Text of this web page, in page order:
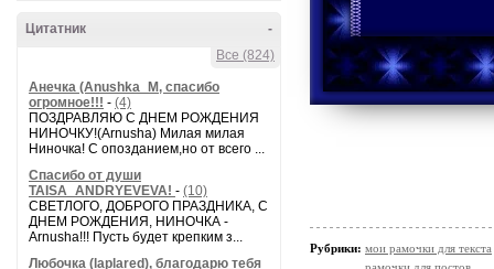
-
Цитатник
Все (824)
Анечка (Anushka_M, спасибо
огромное!!! - (4)
ПОЗДРАВЛЯЮ С ДНЕМ РОЖДЕНИЯ
НИНОЧКУ!(Arnusha) Милая милая
Ниночка! С опозданием,но от всего ...
Спасибо от души
TAISA_ANDRYEVEVA! - (10)
СВЕТЛОГО, ДОБРОГО ПРАЗДНИКА, С
ДНЕМ РОЖДЕНИЯ, НИНОЧКА -
Arnusha!!! Пусть будет крепким з...
Любочка (laplared), благодарю тебя
Рубрики: мои рамочки для текста